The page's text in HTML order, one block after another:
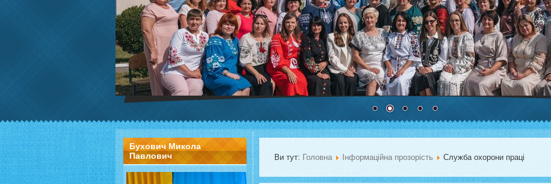
Бухович Микола
Павлович
Ви тут: Головна Інформаційна прозорість Служба охорони праці